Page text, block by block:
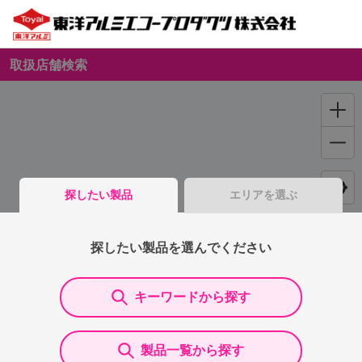
取扱店舗検索
探したい製品 エリアを選ぶ
探したい製品を選んでください
キーワードから探す
製品一覧から探す